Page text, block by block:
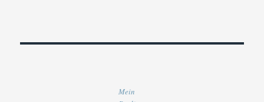
Mein